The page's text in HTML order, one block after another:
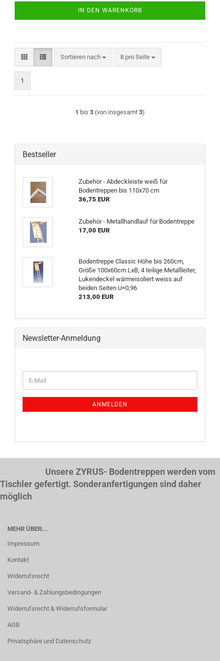
IN DEN WARENKORB
Sortieren nach
Sortieren nach 8 pro Seite
pro Seite
1
1 bis 3 (von insgesamt 3)
Bestseller
Zubehör - Abdeckleiste weiß für
Bodentreppen bis 110x70 cm
36,75 EUR
Zubehör - Metallhandlauf für Bodentreppe
17,00 EUR
Bodentreppe Classic Höhe bis 260cm,
Größe 100x60cm LxB, 4 teilige Metallleiter,
Lukendeckel wärmeisoliert weiss auf
beiden Seiten U=0,96
213,00 EUR
Newsletter-Anmeldung
ZUR
E-
Mail
ANMELDEN
Unsere ZYRUS- Bodentreppen werden vom
Tischler gefertigt. Sonderanfertigungen sind daher
möglich
MEHR ÜBER...
Impressum
Kontakt
Widerrufsrecht
Versand- & Zahlungsbedingungen
Widerrufsrecht & Widerrufsformular
AGB
Privatsphäre und Datenschutz